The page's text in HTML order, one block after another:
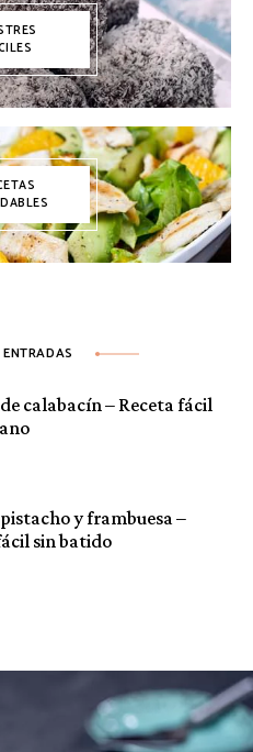
calabacín – Receta fácil
y frambuesa –
sin batido